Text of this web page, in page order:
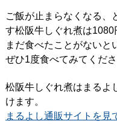
ご飯が止まらなくなる、
す松阪牛しぐれ煮は1080
まだ食べたことがないと
ぜひ1度食べてみてくださ
松阪牛しぐれ煮はまるよ
けます。
まるよし通販サイトを見